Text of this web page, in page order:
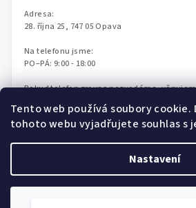
Tento web používá soubory cookie.
tohoto webu vyjadřujete souhlas s
Nastavení